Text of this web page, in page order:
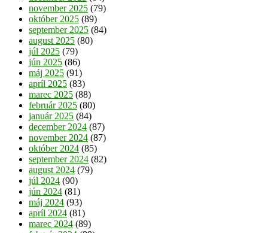
november 2025 (79)
október 2025 (89)
september 2025 (84)
august 2025 (80)
júl 2025 (79)
jún 2025 (86)
máj 2025 (91)
apríl 2025 (83)
marec 2025 (88)
február 2025 (80)
január 2025 (84)
december 2024 (87)
november 2024 (87)
október 2024 (85)
september 2024 (82)
august 2024 (79)
júl 2024 (90)
jún 2024 (81)
máj 2024 (93)
apríl 2024 (81)
marec 2024 (89)